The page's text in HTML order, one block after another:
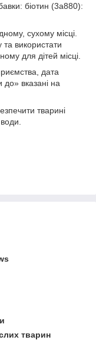
біотин (3a880):
сухому місці.
та використати
для дітей місці.
дата
вказані на
тварині
тварин